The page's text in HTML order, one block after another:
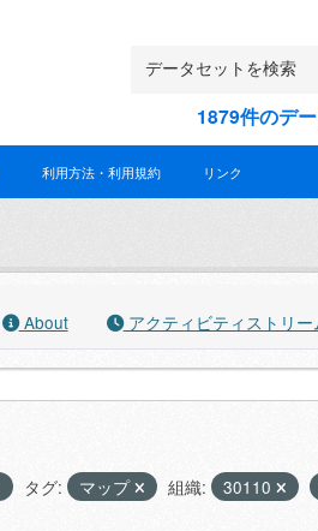
1879件のデ
利用方法・利用規約 リンク
About アクティビティストリー
タグ: マップ 組織: 30110